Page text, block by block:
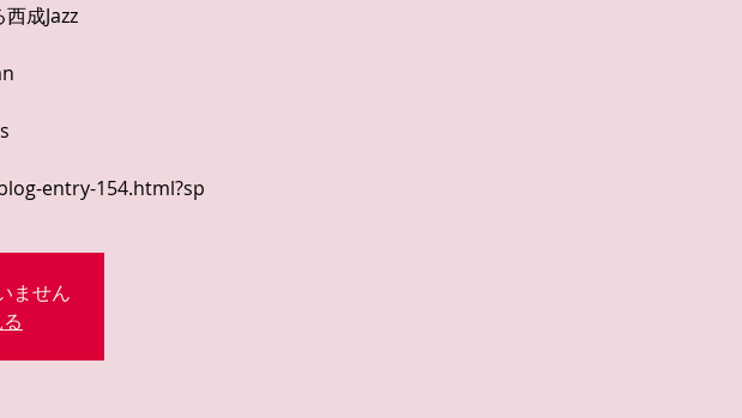
成Jazz
entry-154.html?sp
ません